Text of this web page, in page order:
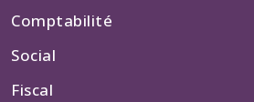
Comptabilité
Social
Fiscal